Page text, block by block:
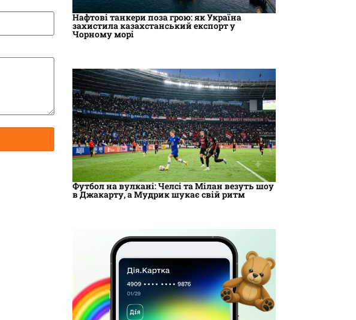
Нафтові танкери поза грою: як Україна
захистила казахстанський експорт у
Чорному морі
Футбол на вулкані: Челсі та Мілан везуть шоу
в Джакарту, а Мудрик шукає свій ритм